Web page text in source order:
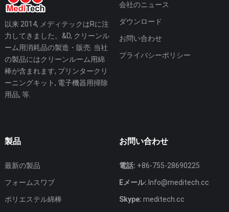
以来 2014, メディテックはRに注
力してきました。&D, クリーンル
ーム用消耗品の製造・販売. 当社
の製品にはクリーンルーム用綿
棒が含まれます, プリンタークリ
ーニングキット, 電子機器用掃除
用品, 等.
会社のニュース
ダウンロード
お問い合わせ
プライバシーポリシー
製品
最新の製品
フォームスワブ
ポリエステル綿棒
お問い合わせ
電話: +86-755-28690225
Eメール: Info@meditech.cc
Skype: meditech.cc